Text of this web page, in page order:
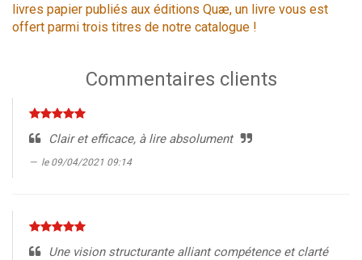
livres papier publiés aux éditions Quæ, un livre vous est
offert parmi trois titres de notre catalogue !
Commentaires clients
Clair et efficace, à lire absolument
le 09/04/2021 09:14
Une vision structurante alliant compétence et clarté